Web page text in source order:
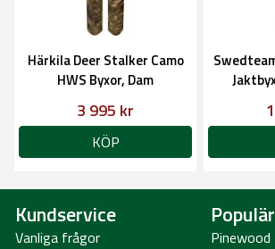
Härkila Deer Stalker Camo
HWS Byxor, Dam
3 995 kr
KÖP
Kundservice
Vanliga frågor
Pinewood